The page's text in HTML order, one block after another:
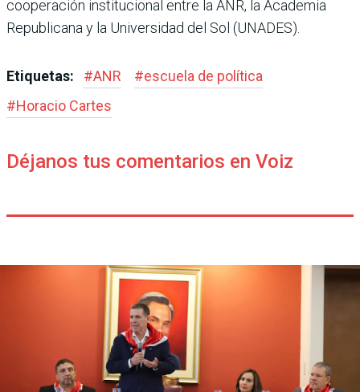
cooperación institucional entre la ANR, la Academia
Republicana y la Universi­dad del Sol (UNADES).
Etiquetas: #ANR #escuela de política
#Horacio Cartes
Déjanos tus comentarios en Voiz